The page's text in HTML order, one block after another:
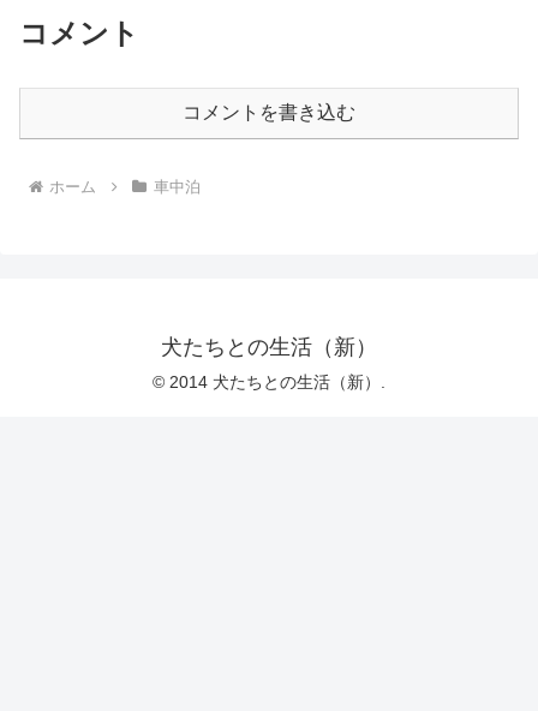
コメント
コメントを書き込む
ホーム 車中泊
犬たちとの生活（新）
© 2014 犬たちとの生活（新）.